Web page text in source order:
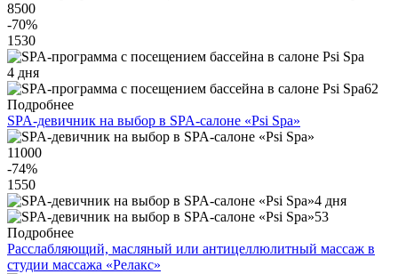
8500
-70%
1530
4 дня
62
Подробнее
SPA-девичник на выбор в SPA-салоне «Psi Spa»
11000
-74%
1550
4 дня
53
Подробнее
Расслабляющий, масляный или антицеллюлитный массаж в
студии массажа «Релакс»